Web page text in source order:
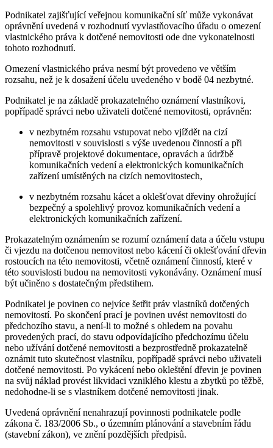
Podnikatel zajišťující veřejnou komunikační síť může vykonávat
oprávnění uvedená v rozhodnutí vyvlastňovacího úřadu o omezení
vlastnického práva k dotčené nemovitosti ode dne vykonatelnosti
tohoto rozhodnutí.
Omezení vlastnického práva nesmí být provedeno ve větším
rozsahu, než je k dosažení účelu uvedeného v bodě 04 nezbytné.
Podnikatel je na základě prokazatelného oznámení vlastníkovi,
popřípadě správci nebo uživateli dotčené nemovitosti, oprávněn:
v nezbytném rozsahu vstupovat nebo vjíždět na cizí
nemovitosti v souvislosti s výše uvedenou činností a při
přípravě projektové dokumentace, opravách a údržbě
komunikačních vedení a elektronických komunikačních
zařízení umístěných na cizích nemovitostech,
v nezbytném rozsahu kácet a oklešťovat dřeviny ohrožující
bezpečný a spolehlivý provoz komunikačních vedení a
elektronických komunikačních zařízení.
Prokazatelným oznámením se rozumí oznámení data a účelu vstupu
či vjezdu na dotčenou nemovitost nebo kácení či oklešťování dřevin
rostoucích na této nemovitosti, včetně oznámení činností, které v
této souvislosti budou na nemovitosti vykonávány. Oznámení musí
být učiněno s dostatečným předstihem.
Podnikatel je povinen co nejvíce šetřit práv vlastníků dotčených
nemovitostí. Po skončení prací je povinen uvést nemovitosti do
předchozího stavu, a není-li to možné s ohledem na povahu
provedených prací, do stavu odpovídajícího předchozímu účelu
nebo užívání dotčené nemovitosti a bezprostředně prokazatelně
oznámit tuto skutečnost vlastníku, popřípadě správci nebo uživateli
dotčené nemovitosti. Po vykácení nebo okleštění dřevin je povinen
na svůj náklad provést likvidaci vzniklého klestu a zbytků po těžbě,
nedohodne-li se s vlastníkem dotčené nemovitosti jinak.
Uvedená oprávnění nenahrazují povinnosti podnikatele podle
zákona č. 183/2006 Sb., o územním plánování a stavebním řádu
(stavební zákon), ve znění pozdějších předpisů.